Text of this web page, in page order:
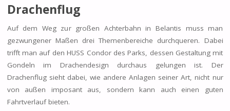
Drachenflug
Auf dem Weg zur großen Achterbahn in Belantis muss man
gezwungener Maßen drei Themenbereiche durchqueren. Dabei
trifft man auf den HUSS Condor des Parks, dessen Gestaltung mit
Gondeln im Drachendesign durchaus gelungen ist. Der
Drachenflug sieht dabei, wie andere Anlagen seiner Art, nicht nur
von außen imposant aus, sondern kann auch einen guten
Fahrtverlauf bieten.